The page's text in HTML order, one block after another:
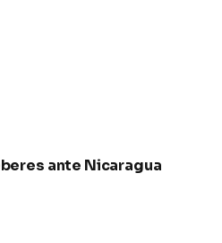
ante Nicaragua